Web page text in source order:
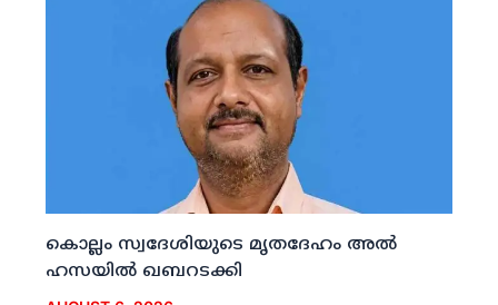
കൊല്ലം സ്വദേശിയുടെ മൃതദേഹം അല്‍
ഹസയില്‍ ഖബറടക്കി